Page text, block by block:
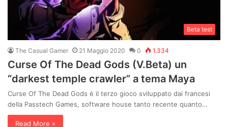
Beta test
The Casual Gamer 21 Maggio 2020 0 1.334
Curse Of The Dead Gods (V.Beta) un
“darkest temple crawler” a tema Maya
Curse Of The Dead Gods è il terzo gioco sviluppato dai francesi
della Passtech Games, software house tanto recente quanto…
Read More »